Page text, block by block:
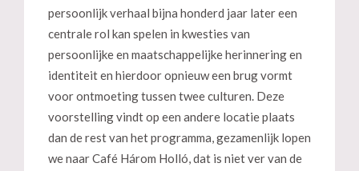
persoonlijk verhaal bijna honderd jaar later een
centrale rol kan spelen in kwesties van
persoonlijke en maatschappelijke herinnering en
identiteit en hierdoor opnieuw een brug vormt
voor ontmoeting tussen twee culturen. Deze
voorstelling vindt op een andere locatie plaats
dan de rest van het programma, gezamenlijk lopen
we naar Café Három Holló, dat is niet ver van de